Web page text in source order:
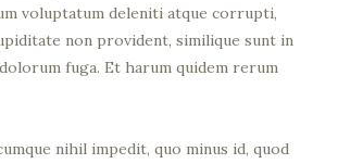
voluptatum deleniti atque corrupti,
non provident, similique sunt in
fuga. Et harum quidem rerum
nihil impedit, quo minus id, quod